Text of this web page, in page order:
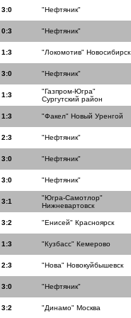
3:0 "Нефтяник"
0:3 "Нефтяник"
1:3 "Локомотив" Новосибирск
3:0 "Нефтяник"
1:3
"Газпром-Югра"
Сургутский район
1:3 "Факел" Новый Уренгой
2:3 "Нефтяник"
3:0 "Нефтяник"
3:0 "Нефтяник"
3:1
"Югра-Самотлор"
Нижневартовск
3:2 "Енисей" Красноярск
1:3 "Кузбасс" Кемерово
2:3 "Нова" Новокуйбышевск
3:0 "Нефтяник"
3:2 "Динамо" Москва